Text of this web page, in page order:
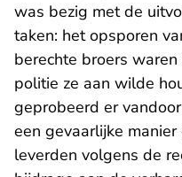
was bezig met de
taken: het opsporen
berechte broers
politie ze aan wilde
geprobeerd er
een gevaarlijke
leverden volgens de